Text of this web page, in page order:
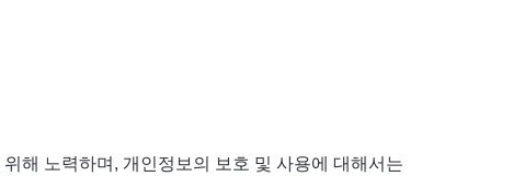
해 노력하며, 개인정보의 보호 및 사용에 대해서는